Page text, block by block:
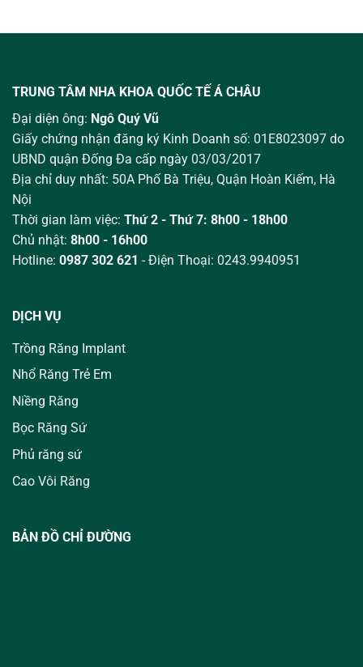
TRUNG TÂM NHA KHOA QUỐC TẾ Á CHÂU
Đại diện ông: Ngô Quý Vũ
Giấy chứng nhận đăng ký Kinh Doanh số: 01E8023097 do
UBND quận Đống Đa cấp ngày 03/03/2017
Địa chỉ duy nhất: 50A Phố Bà Triệu, Quận Hoàn Kiếm, Hà
Nội
Thời gian làm việc: Thứ 2 - Thứ 7: 8h00 - 18h00
Chủ nhật: 8h00 - 16h00
Hotline: 0987 302 621 - Điện Thoại: 0243.9940951
DỊCH VỤ
Trồng Răng Implant
Nhổ Răng Trẻ Em
Niềng Răng
Bọc Răng Sứ
Phủ răng sứ
Cao Vôi Răng
BẢN ĐỒ CHỈ ĐƯỜNG